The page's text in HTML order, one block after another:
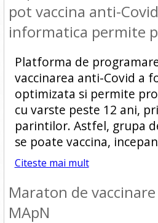
pot vaccina anti-
informatica permite
Platforma de
vaccinarea anti-Covid a
optimizata si permite
cu varste peste 12 ani,
parintilor. Astfel, grupa
se poate vaccina,
Citeste mai mult
Maraton de
MApN